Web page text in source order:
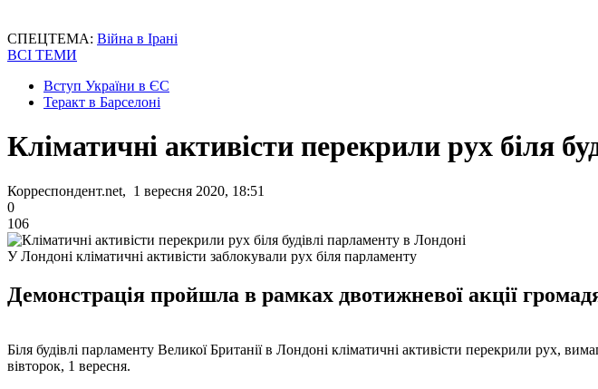
СПЕЦТЕМА: Війна в Ірані
ВСІ ТЕМИ
Вступ України в ЄС
Теракт в Барселоні
Кліматичні активісти перекрили рух біля
Корреспондент.net, 1 вересня 2020, 18:51
0
106
У Лондоні кліматичні активісти заблокували рух біля парламенту
Демонстрація пройшла в рамках двотижневої акції
Біля будівлі парламенту Великої Британії в Лондоні кліматичні активісти перекрили рух,
вівторок, 1 вересня.